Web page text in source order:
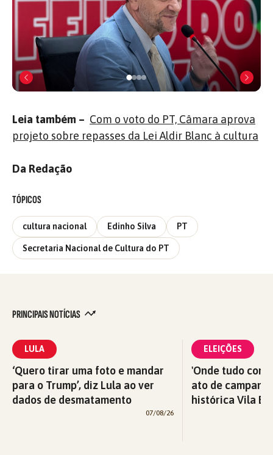
Leia também – Com o voto do PT, Câmara aprova
projeto sobre repasses da Lei Aldir Blanc à cultura
Da Redação
TÓPICOS
cultura nacional Edinho Silva PT
Secretaria Nacional de Cultura do PT
PRINCIPAIS NOTÍCIAS
LULA
‘Quero tirar uma foto e mandar
para o Trump’, diz Lula ao ver
dados de desmatamento
07/08/26
ELEIÇÕES
'Onde tudo
ato de
histórica Vila